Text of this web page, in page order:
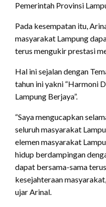
Pemerintah Provinsi
Pada kesempatan itu,
masyarakat Lampung
terus mengukir prestasi
Hal ini sejalan dengan
tahun ini yakni “Harmoni
Lampung Berjaya”.
“Saya mengucapkan
seluruh masyarakat
elemen masyarakat
hidup berdampingan
dapat bersama-sama
kesejahteraan
ujar Arinal.